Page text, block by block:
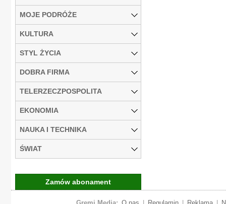
MOJE PODRÓŻE
KULTURA
STYL ŻYCIA
DOBRA FIRMA
TELERZECZPOSPOLITA
EKONOMIA
NAUKA I TECHNIKA
ŚWIAT
Zamów abonament